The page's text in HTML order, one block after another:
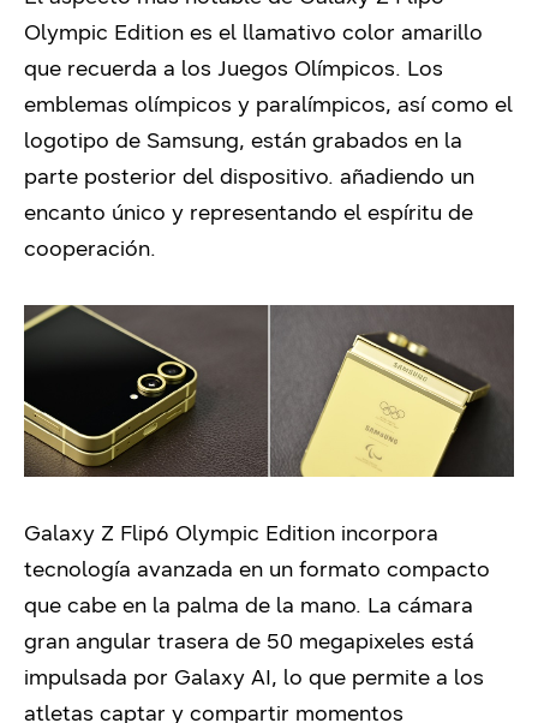
Olympic Edition es el llamativo color amarillo
que recuerda a los Juegos Olímpicos. Los
emblemas olímpicos y paralímpicos, así como el
logotipo de Samsung, están grabados en la
parte posterior del dispositivo. añadiendo un
encanto único y representando el espíritu de
cooperación.
Galaxy Z Flip6 Olympic Edition incorpora
tecnología avanzada en un formato compacto
que cabe en la palma de la mano. La cámara
gran angular trasera de 50 megapixeles está
impulsada por Galaxy AI, lo que permite a los
atletas captar y compartir momentos